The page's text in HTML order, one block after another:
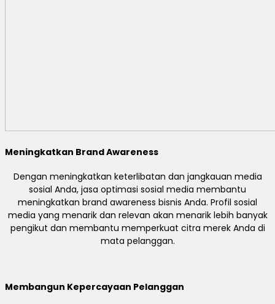
Meningkatkan Brand Awareness
Dengan meningkatkan keterlibatan dan jangkauan media
sosial Anda, jasa optimasi sosial media membantu
meningkatkan brand awareness bisnis Anda. Profil sosial
media yang menarik dan relevan akan menarik lebih banyak
pengikut dan membantu memperkuat citra merek Anda di
mata pelanggan.
Membangun Kepercayaan Pelanggan